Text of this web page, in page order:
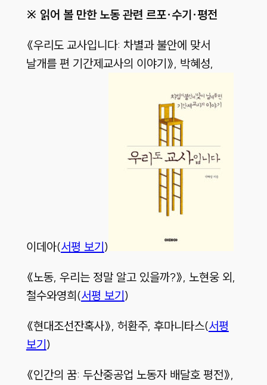
※ 읽어 볼 만한 노동 관련 르포·수기·평전
《우리도 교사입니다: 차별과 불안에 맞서
날개를 편 기간제교사의 이야기》, 박혜성,
이데아(서평 보기)
《노동, 우리는 정말 알고 있을까?》, 노현웅 외,
철수와영희(서평 보기)
《현대조선잔혹사》, 허환주, 후마니타스(서평
보기)
《인간의 꿈: 두산중공업 노동자 배달호 평전》,